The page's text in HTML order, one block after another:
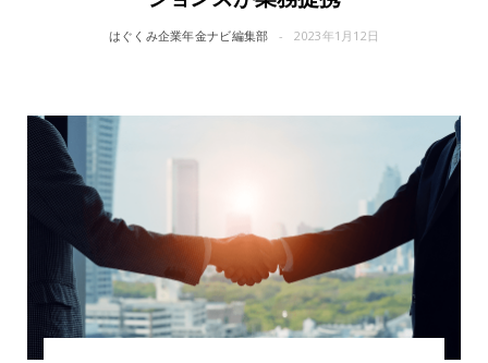
はぐくみ企業年金ナビ編集部 2023年1月12日